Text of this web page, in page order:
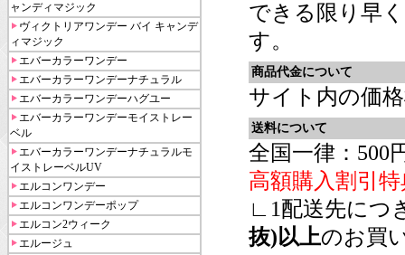
ャンディマジック
ヴィクトリアワンデー バイ キャンデ
ィマジック
エバーカラーワンデー
エバーカラーワンデーナチュラル
エバーカラーワンデーハグユー
エバーカラーワンデーモイストレー
ベル
エバーカラーワンデーナチュラルモ
イストレーベルUV
エルコンワンデー
エルコンワンデーポップ
エルコン2ウィーク
エルージュ
できる限り早
す。
商品代金について
サイト内の価
送料について
全国一律：500
高額購入割引特
∟1配送先につ
抜)以上のお買